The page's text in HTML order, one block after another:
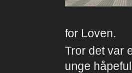
for Loven.
Tror det var
unge